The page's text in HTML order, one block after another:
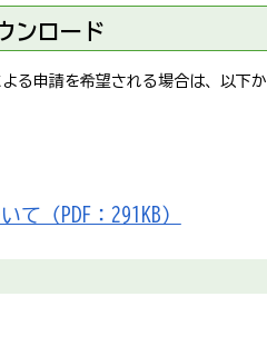
ンロード
る申請を希望される場合は、以下
（PDF：291KB）